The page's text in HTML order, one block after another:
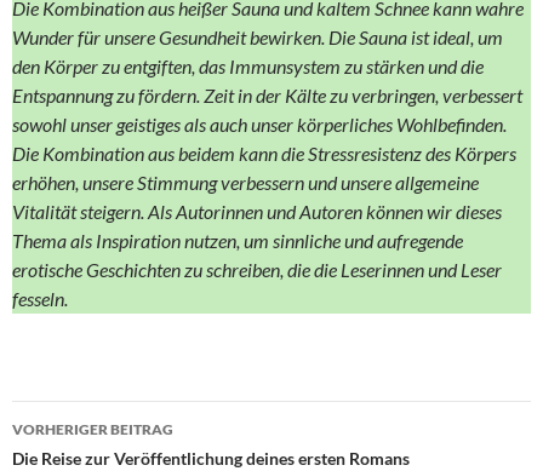
Die Kombination aus heißer Sauna und kaltem Schnee kann wahre
Wunder für unsere Gesundheit bewirken. Die Sauna ist ideal, um
den Körper zu entgiften, das Immunsystem zu stärken und die
Entspannung zu fördern. Zeit in der Kälte zu verbringen, verbessert
sowohl unser geistiges als auch unser körperliches Wohlbefinden.
Die Kombination aus beidem kann die Stressresistenz des Körpers
erhöhen, unsere Stimmung verbessern und unsere allgemeine
Vitalität steigern. Als Autorinnen und Autoren können wir dieses
Thema als Inspiration nutzen, um sinnliche und aufregende
erotische Geschichten zu schreiben, die die Leserinnen und Leser
fesseln.
Beitragsnavigation
VORHERIGER BEITRAG
Die Reise zur Veröffentlichung deines ersten Romans